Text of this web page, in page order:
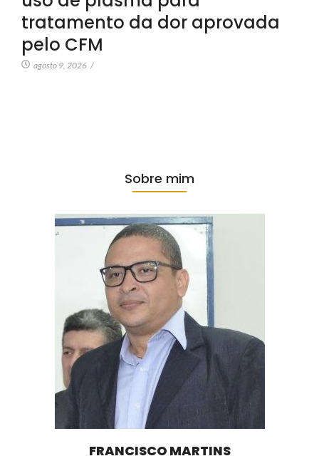
tratamento da dor aprovada
pelo CFM
agosto 9, 2026 /
Sobre mim
FRANCISCO MARTINS